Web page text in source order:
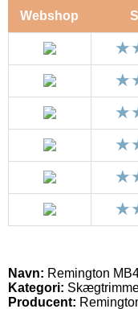
Webshop
Navn: Remington
Kategori:
Producent: